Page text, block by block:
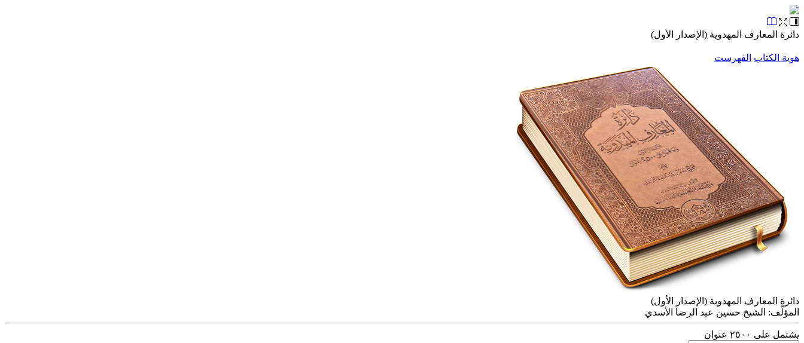
دائرة المعارف المهدوية (الإصدار الأول)
هوية الكتاب الفهرست
دائرة المعارف المهدوية (الإصدار الأول)
المؤلّف: الشيخ حسين عبد الرضا الأسدي
يشتمل على ٢٥٠٠ عنوان